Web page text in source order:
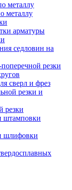
металлу
металлу
арматуры
седловин на
резки
сверл и фрез
резки и
резки
штамповки
шлифовки